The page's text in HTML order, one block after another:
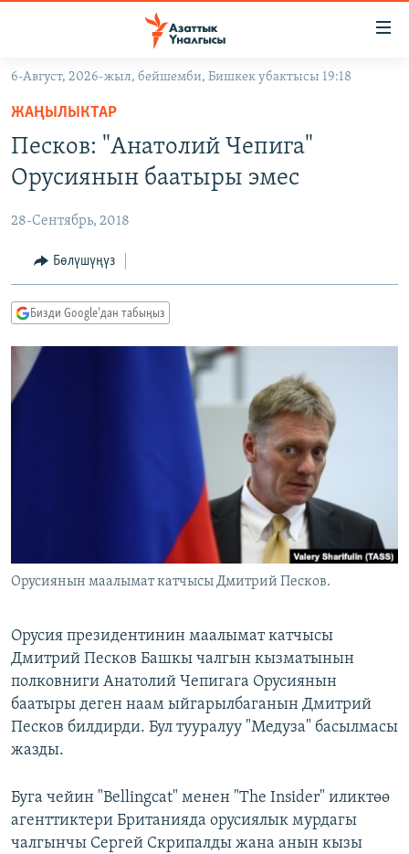
Навигацияга
өтүңүз
Издөөгө
салыңыз
КЫРГЫЗСТАН
ЭКОНОМИКА
МАДАНИЯТ
БОРБОР АЗИЯ
УКРАИНА
АТАЙЫН ИЛИКТӨӨ
ТВ ПРОГРАММАЛАР
ЭКСПЕРТТЕР ТАЛДАЙТ
БИЗ ЖАНА ДҮЙНӨ
ӨЗГӨЧӨ ПИКИР
Русский
ЭЕ/АРнун бардык сайттары
6-Август, 2026-жыл, бейшемби, Бишкек убактысы 19:18
ЖАҢЫЛЫКТАР
Песков: "Анатолий Чепига"
Орусиянын баатыры эмес
28-Сентябрь, 2018
Бөлүшүңүз
Бизди Google'дан табыңыз
Орусиянын маалымат катчысы Дмитрий Песков.
Орусия президентинин маалымат катчысы
Дмитрий Песков Башкы чалгын кызматынын
полковниги Анатолий Чепигага Орусиянын
баатыры деген наам ыйгарылбаганын Дмитрий
Песков билдирди. Бул тууралуу "Медуза" басылмасы
жазды.
Буга чейин "Bellingcat" менен "The Insider" иликтөө
агенттиктери Британияда орусиялык мурдагы
чалгынчы Сергей Скрипалды жана анын кызы